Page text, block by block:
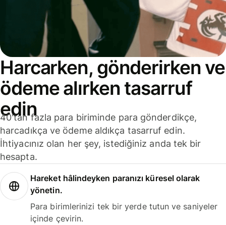
Harcarken, gönderirken ve
ödeme alırken tasarruf
edin
40'tan fazla para biriminde para gönderdikçe,
harcadıkça ve ödeme aldıkça tasarruf edin.
İhtiyacınız olan her şey, istediğiniz anda tek bir
hesapta.
Hareket hâlindeyken paranızı küresel olarak
yönetin.
Para birimlerinizi tek bir yerde tutun ve saniyeler
içinde çevirin.